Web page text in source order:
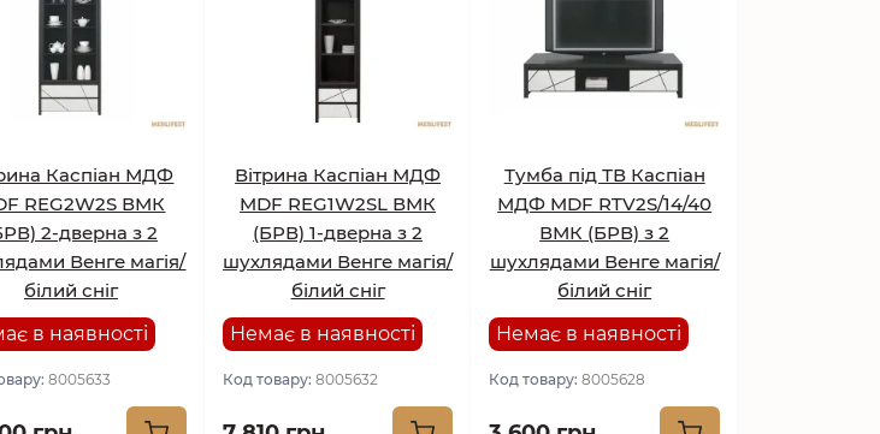
Каспіан МДФ
REG2W2S ВМК
2-дверна з 2
Венге магія/
білий сніг
в наявності
8005633
Вітрина Каспіан МДФ
MDF REG1W2SL ВМК
(БРВ) 1-дверна з 2
шухлядами Венге магія/
білий сніг
Немає в наявності
Код товару: 8005632
Тумба під ТВ Каспіан
МДФ MDF RTV2S/14/40
ВМК (БРВ) з 2
шухлядами Венге магія/
білий сніг
Немає в наявності
Код товару:8005628